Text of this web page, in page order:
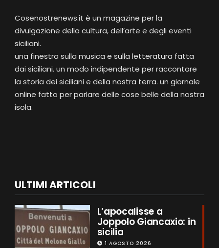
Cosenostrenews.it è un magazine per la
divulgazione della cultura, dell’arte e degli eventi
siciliani.
una finestra sulla musica e sulla letteratura fatta
dai siciliani. un modo indipendente per raccontare
la storia dei siciliani e della nostra terra. un giornale
online fatto per parlare delle cose belle della nostra
isola.
ULTIMI ARTICOLI
L’apocalisse a
Joppolo Giancaxio: in
sicilia
1 AGOSTO 2026